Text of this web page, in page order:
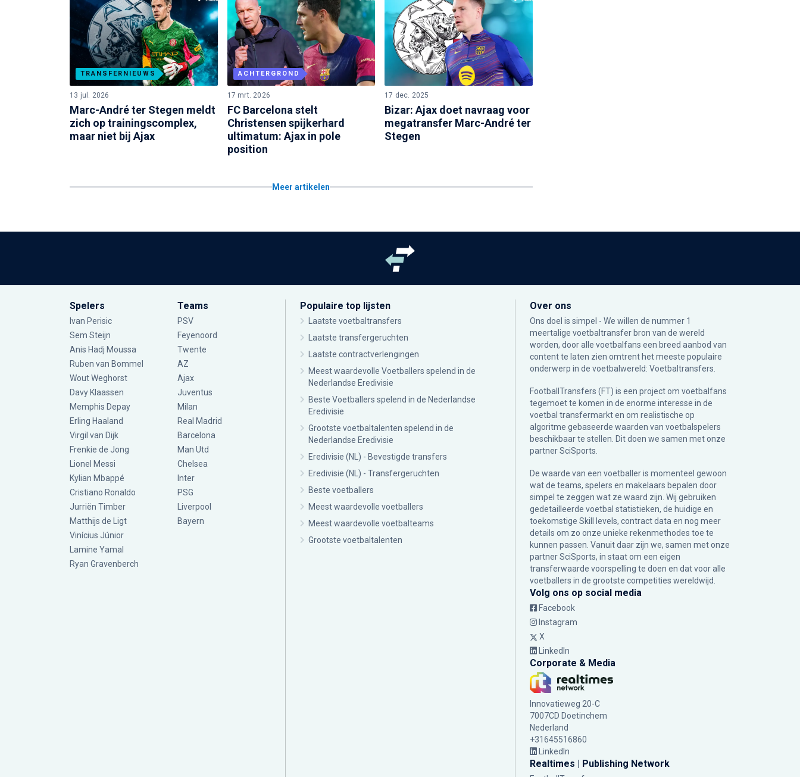
TRANSFERNIEUWS
13 jul. 2026
Marc-André ter Stegen meldt
zich op trainingscomplex,
maar niet bij Ajax
ACHTERGROND
17 mrt. 2026
FC Barcelona stelt
Christensen spijkerhard
ultimatum: Ajax in pole
position
17 dec. 2025
Bizar: Ajax doet navraag voor
megatransfer Marc-André ter
Stegen
Meer artikelen
Spelers
Ivan Perisic
Sem Steijn
Anis Hadj Moussa
Ruben van Bommel
Wout Weghorst
Davy Klaassen
Memphis Depay
Erling Haaland
Virgil van Dijk
Frenkie de Jong
Lionel Messi
Kylian Mbappé
Cristiano Ronaldo
Jurriën Timber
Matthijs de Ligt
Vinícius Júnior
Lamine Yamal
Ryan Gravenberch
Teams
PSV
Feyenoord
Twente
AZ
Ajax
Juventus
Milan
Real Madrid
Barcelona
Man Utd
Chelsea
Inter
PSG
Liverpool
Bayern
Populaire top lijsten
Laatste voetbaltransfers
Laatste transfergeruchten
Laatste contractverlengingen
Meest waardevolle Voetballers spelend in de
Nederlandse Eredivisie
Beste Voetballers spelend in de Nederlandse
Eredivisie
Grootste voetbaltalenten spelend in de
Nederlandse Eredivisie
Eredivisie (NL) - Bevestigde transfers
Eredivisie (NL) - Transfergeruchten
Beste voetballers
Meest waardevolle voetballers
Meest waardevolle voetbalteams
Grootste voetbaltalenten
Over ons
Ons doel is simpel - We willen de nummer 1
meertalige voetbaltransfer bron van de wereld
worden, door alle voetbalfans een breed aanbod van
content te laten zien omtrent het meeste populaire
onderwerp in de voetbalwereld: Voetbaltransfers.
FootballTransfers (FT) is een project om voetbalfans
tegemoet te komen in de enorme interesse in de
voetbal transfermarkt en om realistische op
algoritme gebaseerde waarden van voetbalspelers
beschikbaar te stellen. Dit doen we samen met onze
partnerSciSports
De waarde van een voetballer is momenteel gewoon
wat de teams, spelers en makelaars bepalen door
simpel te zeggen wat ze waard zijn. Wij gebruiken
gedetailleerde voetbal statistieken, de huidige en
toekomstige Skill levels, contract data en nog meer
details om zo onze unieke rekenmethodes toe te
kunnen passen. Vanuit daar zijn we, samen met onze
partner SciSports, in staat om een eigen
transferwaarde voorspelling te doen en dat voor alle
voetballers in de grootste competities wereldwijd.
Volg ons op social media
Facebook
Instagram
X
LinkedIn
Corporate & Media
Innovatieweg 20-C
7007CD Doetinchem
Nederland
+31645516860
LinkedIn
Realtimes | Publishing Network